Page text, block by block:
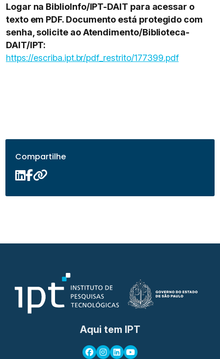
Logar na BiblioInfo/IPT-DAIT para acessar o
texto em PDF. Documento está protegido com
senha, solicite ao Atendimento/Biblioteca-
DAIT/IPT:
https://escriba.ipt.br/pdf_restrito/177399.pdf
Compartilhe
Aqui tem IPT